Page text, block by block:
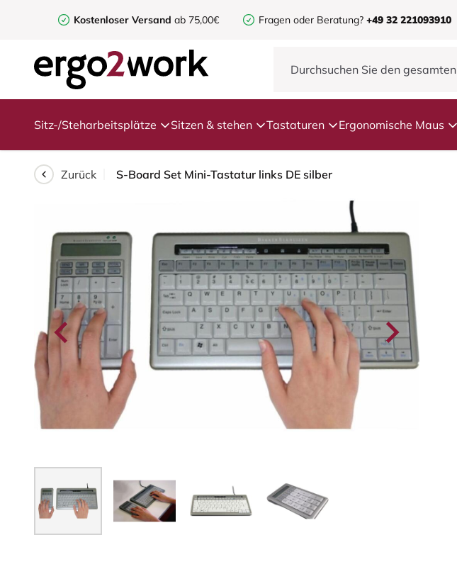
Kostenloser Versand ab 75,00€ Fragen oder Beratung? +49 32 221093910
Sitz-/Steharbeitsplätze Sitzen & stehen Tastaturen Ergonomische Maus
Zurück S-Board Set Mini-Tastatur links DE silber